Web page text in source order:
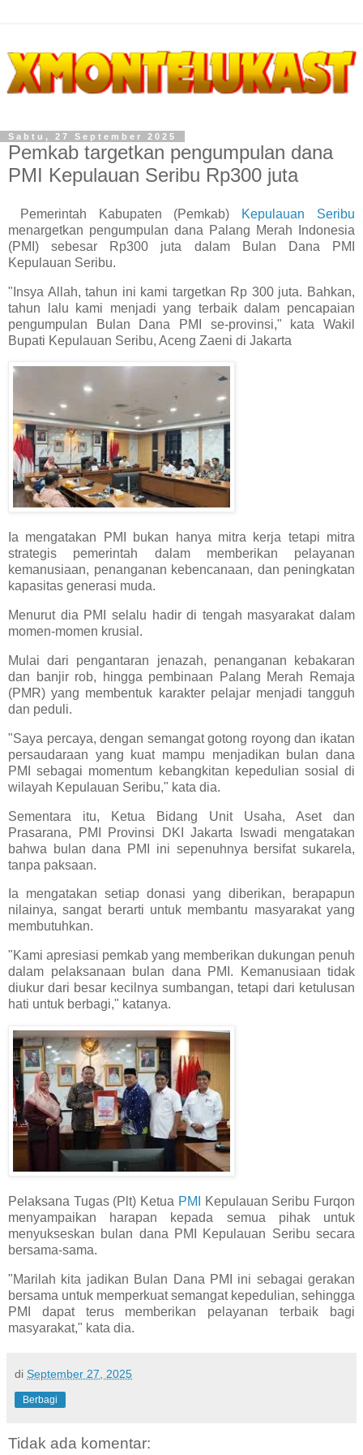
Sabtu, 27 September 2025
Pemkab targetkan pengumpulan dana
PMI Kepulauan Seribu Rp300 juta
Pemerintah Kabupaten (Pemkab)
Kepulauan Seribu
menargetkan pengumpulan dana Palang Merah Indonesia
(PMI) sebesar Rp300 juta dalam Bulan Dana PMI
Kepulauan Seribu.
"Insya Allah, tahun ini kami targetkan Rp 300 juta. Bahkan,
tahun lalu kami menjadi yang terbaik dalam pencapaian
pengumpulan Bulan Dana PMI se-provinsi," kata Wakil
Bupati Kepulauan Seribu, Aceng Zaeni di Jakarta
Ia mengatakan PMI bukan hanya mitra kerja tetapi mitra
strategis pemerintah dalam memberikan pelayanan
kemanusiaan, penanganan kebencanaan, dan peningkatan
kapasitas generasi muda.
Menurut dia PMI selalu hadir di tengah masyarakat dalam
momen-momen krusial.
Mulai dari pengantaran jenazah, penanganan kebakaran
dan banjir rob, hingga pembinaan Palang Merah Remaja
(PMR) yang membentuk karakter pelajar menjadi tangguh
dan peduli.
"Saya percaya, dengan semangat gotong royong dan ikatan
persaudaraan yang kuat mampu menjadikan bulan dana
PMI sebagai momentum kebangkitan kepedulian sosial di
wilayah Kepulauan Seribu," kata dia.
Sementara itu, Ketua Bidang Unit Usaha, Aset dan
Prasarana, PMI Provinsi DKI Jakarta Iswadi mengatakan
bahwa bulan dana PMI ini sepenuhnya bersifat sukarela,
tanpa paksaan.
Ia mengatakan setiap donasi yang diberikan, berapapun
nilainya, sangat berarti untuk membantu masyarakat yang
membutuhkan.
"Kami apresiasi pemkab yang memberikan dukungan penuh
dalam pelaksanaan bulan dana PMI. Kemanusiaan tidak
diukur dari besar kecilnya sumbangan, tetapi dari ketulusan
hati untuk berbagi," katanya.
Pelaksana Tugas (Plt) Ketua PMI
Kepulauan Seribu Furqon
menyampaikan harapan kepada semua pihak untuk
menyukseskan bulan dana PMI Kepulauan Seribu secara
bersama-sama.
"Marilah kita jadikan Bulan Dana PMI ini sebagai gerakan
bersama untuk memperkuat semangat kepedulian, sehingga
PMI dapat terus memberikan pelayanan terbaik bagi
masyarakat," kata dia.
di September 27, 2025
Berbagi
Tidak ada komentar: